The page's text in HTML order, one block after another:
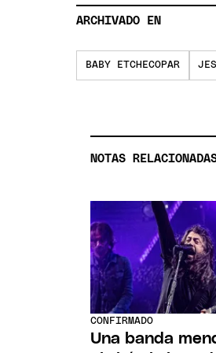
ARCHIVADO EN
BABY ETCHECOPAR
NOTAS
CONFIRMADO
Una banda